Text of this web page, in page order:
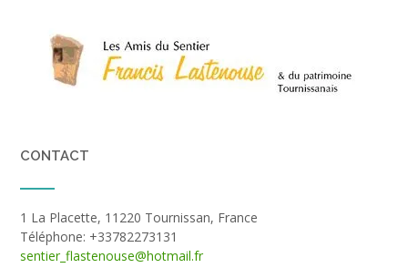
CONTACT
1 La Placette, 11220 Tournissan, France
Téléphone: +33782273131
sentier_flastenouse@hotmail.fr